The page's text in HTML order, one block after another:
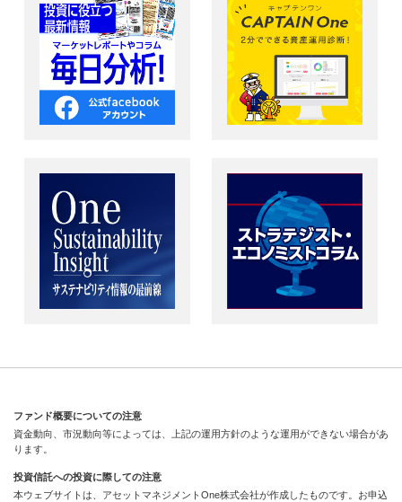
ファンド概要についての注意
資金動向、市況動向等によっては、上記の運用方針のような運用ができない場合があ
ります。
投資信託への投資に際しての注意
本ウェブサイトは、アセットマネジメントOne株式会社が作成したものです。お申込